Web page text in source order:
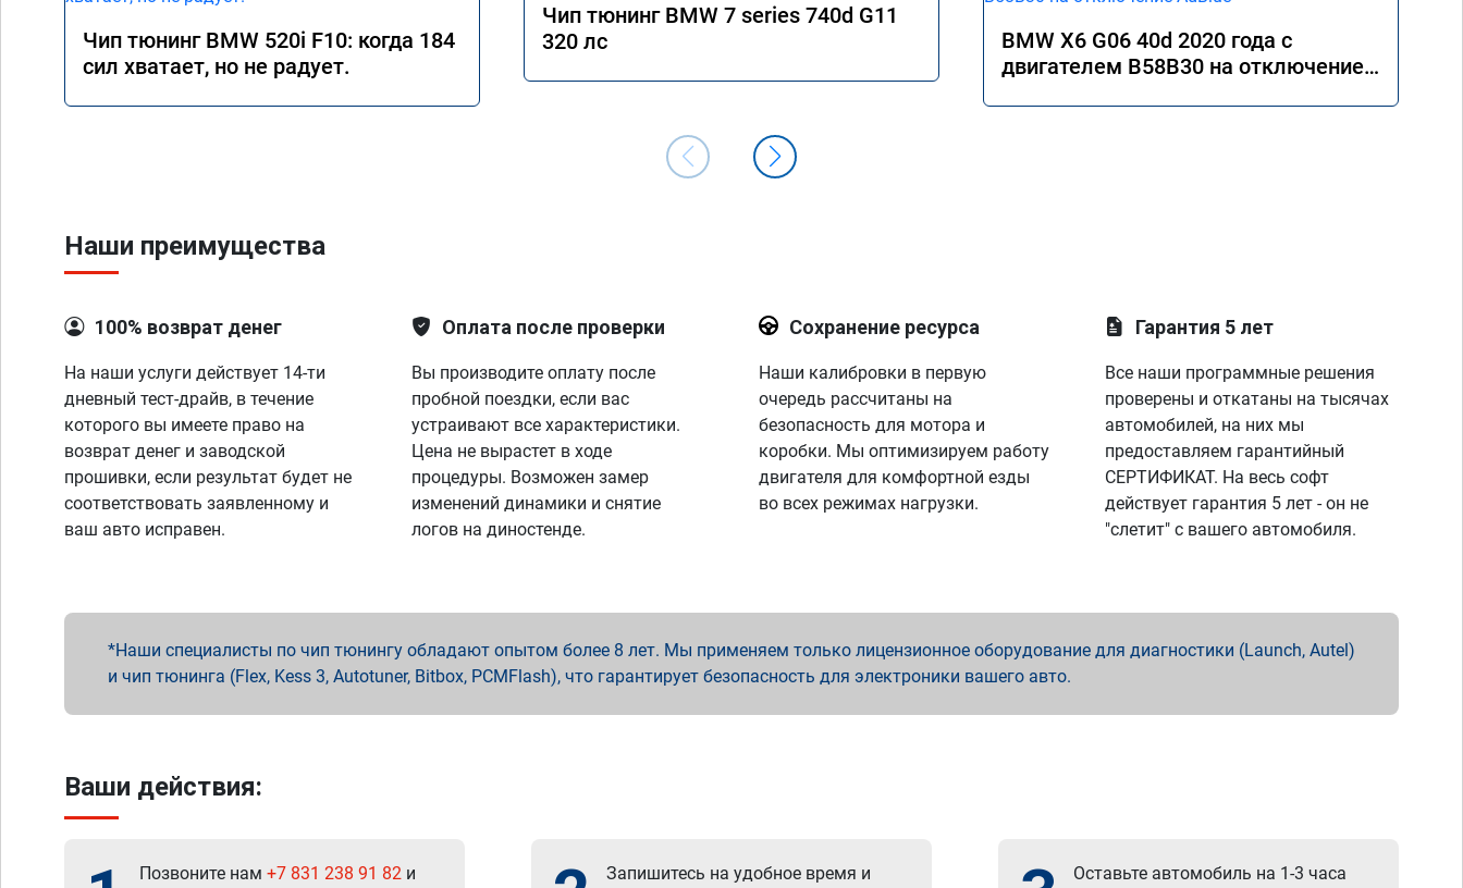
Чип тюнинг BMW 520i F10: когда 184
сил хватает, но не радует.
Чип тюнинг BMW 7 series 740d G11
320 лс
BMW X6 G06 40d 2020 года с
двигателем B58B30 на отключение
Наши преимущества
100% возврат денег
На наши услуги действует 14-ти
дневный тест-драйв, в течение
которого вы имеете право на
возврат денег и заводской
прошивки, если результат будет не
соответствовать заявленному и
ваш авто исправен.
Оплата после проверки
Вы производите оплату после
пробной поездки, если вас
устраивают все характеристики.
Цена не вырастет в ходе
процедуры. Возможен замер
изменений динамики и снятие
логов на диностенде.
Сохранение ресурса
Наши калибровки в первую
очередь рассчитаны на
безопасность для мотора и
коробки. Мы оптимизируем работу
двигателя для комфортной езды
во всех режимах нагрузки.
Гарантия 5 лет
Все наши программные решения
проверены и откатаны на тысячах
автомобилей, на них мы
предоставляем гарантийный
СЕРТИФИКАТ. На весь софт
действует гарантия 5 лет - он не
"слетит" с вашего автомобиля.
Наши специалисты по чип тюнингу обладают опытом более 8 лет. Мы применяем только лицензионное оборудование для диагностики (Launch, Autel)
и чип тюнинга (Flex, Kess 3, Autotuner, Bitbox, PCMFlash), что гарантирует безопасность для электроники вашего авто.
Ваши действия:
Позвоните нам +7 831 238 91 82 и Запишитесь на удобное время и Оставьте автомобиль на 1-3 часа